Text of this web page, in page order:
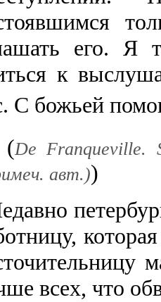
его. Я
к
С божьей
(De Franqueville.
авт.))
всех, что